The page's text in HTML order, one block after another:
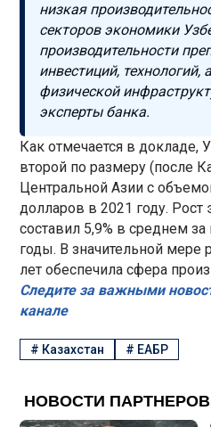
низкая
секторов экономики
производительности
инвестиций, технологий,
физической
эксперты банка.
Как отмечается в докладе,
второй по размеру (после
Центральной Азии с
долларов в 2021 году.
составил 5,9% в среднем
годы. В значительной мере
лет обеспечила сфера
Следите за важными
канале
# Казахстан # ЕАБР